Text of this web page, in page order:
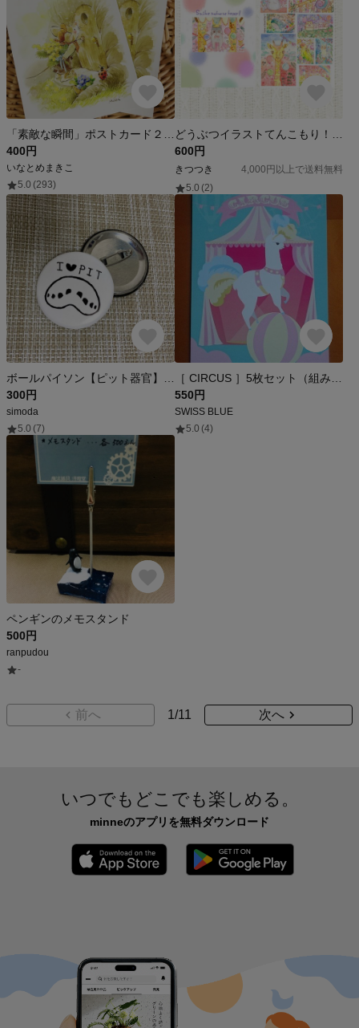
400円
いなとめまきこ
5.0 (293)
600円
きつつき
4,000円以上で送料無料
5.0 (2)
300円
simoda
5.0 (7)
550円
SWISS BLUE
5.0 (4)
ペンギンのメモスタンド
500円
ranpudou
-
前へ 1/11 次へ
いつでもどこでも楽しめる。
minneのアプリを無料ダウンロード